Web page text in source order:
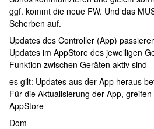
ggf. kommt die neue FW. Und das
Scherben auf.
Updates des Controller (App)
Updates im AppStore des jeweiligen
Funktion zwischen Geräten aktiv sind
es gilt: Updates aus der App heraus
Für die Aktualisierung der App,
AppStore
Dom